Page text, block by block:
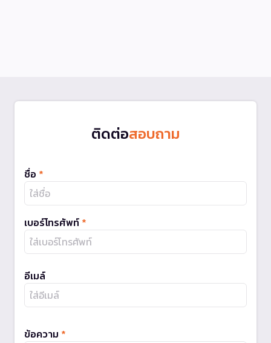
ติดต่อสอบถาม
ชื่อ *
เบอร์โทรศัพท์ *
อีเมล์
ข้อความ *